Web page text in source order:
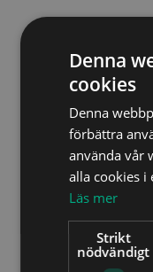
Denna
cookies
Denna
förbättra
använda vår
alla cookies i
Läs mer
Strikt
nödvändigt